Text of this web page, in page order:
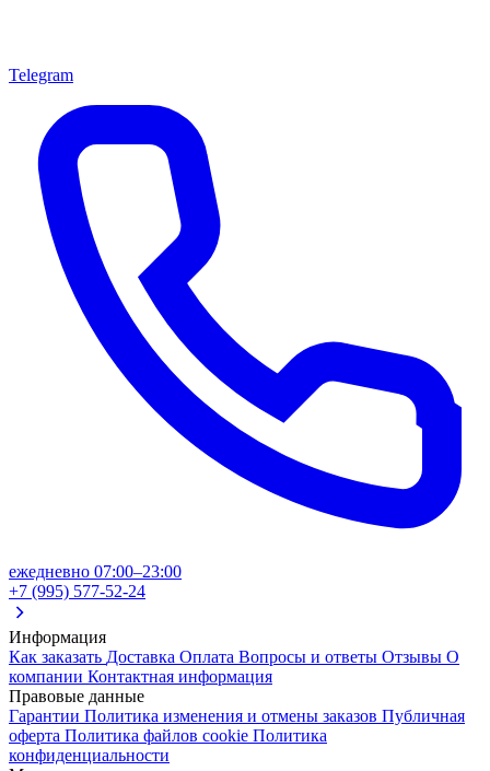
Telegram
ежедневно 07:00–23:00
+7 (995) 577-52-24
Информация
Как заказать Доставка Оплата Вопросы и ответы Отзывы О
компании Контактная информация
Правовые данные
Гарантии Политика изменения и отмены заказов Публичная
оферта Политика файлов cookie Политика
конфиденциальности